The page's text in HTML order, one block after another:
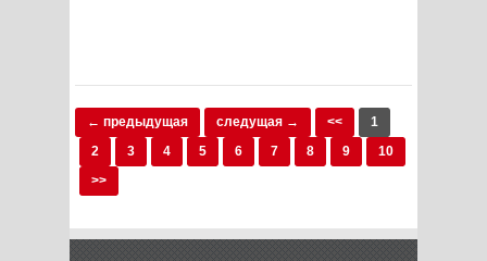
← предыдущая следущая → <<
1
2
3 4 5 6 7 8 9
10
>>